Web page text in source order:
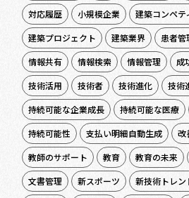
対応履歴 小規模企業 建築コンペテ
建築プロジェクト
建築業界 患者管
情報共有
情報検索 情報管理 成
技術活用
技術者 技術進化 技術
持続可能な企業成長
持続可能な医療
持続可能性
支払い明細自動生成
改
教師のサポート
教育 教育の未来
文書管理
新スポーツ 新技術トレン